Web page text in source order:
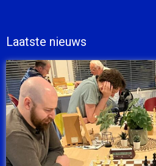
Laatste nieuws